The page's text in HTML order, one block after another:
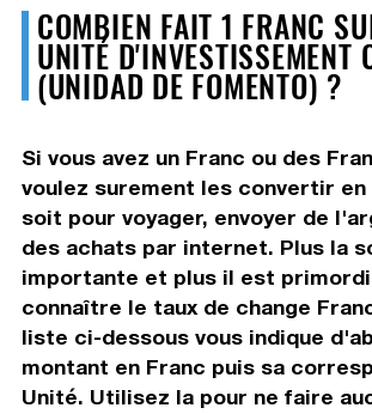
COMBIEN FAIT 1 FRANC
UNITÉ D'INVESTISSEMENT
(UNIDAD DE FOMENTO) ?
Si vous avez un Franc ou des
voulez surement les convertir en
soit pour voyager, envoyer de
des achats par internet. Plus la
importante et plus il est
connaître le taux de change
liste ci-dessous vous indique
montant en Franc puis sa
Unité. Utilisez la pour ne faire